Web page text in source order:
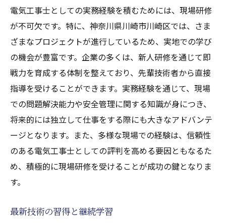
電気工事士としての実務経験を積むためには、現場研修
が不可欠です。特に、神奈川県川崎市川崎区では、さま
ざまなプロジェクトが進行しているため、実地での学び
の機会が豊富です。企業の多くは、新人研修を通じて即
戦力を育成する体制を整えており、先輩技術者から直接
指導を受けることができます。実務経験を通じて、現場
での問題解決能力や安全管理に関する知識が身につき、
将来的には独立して仕事をする際にも大きなアドバンテ
ージとなります。また、多様な現場での経験は、信頼性
のある電気工事士としての評判を高める要因ともなるた
め、積極的に現場研修を受けることが成功の鍵となりま
す。
最新技術の習得と継続学習